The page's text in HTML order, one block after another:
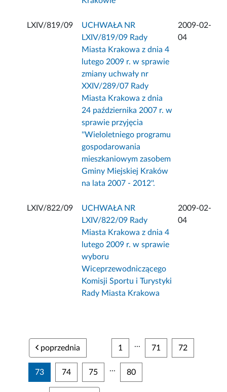
LXIV/819/09
UCHWAŁA NR
LXIV/819/09 Rady
Miasta Krakowa z dnia 4
lutego 2009 r. w sprawie
zmiany uchwały nr
XXIV/289/07 Rady
Miasta Krakowa z dnia
24 października 2007 r. w
sprawie przyjęcia
''Wieloletniego programu
gospodarowania
mieszkaniowym zasobem
Gminy Miejskiej Kraków
na lata 2007 - 2012''.
2009-02-
04
LXIV/822/09
UCHWAŁA NR
LXIV/822/09 Rady
Miasta Krakowa z dnia 4
lutego 2009 r. w sprawie
wyboru
Wiceprzewodniczącego
Komisji Sportu i Turystyki
Rady Miasta Krakowa
2009-02-
04
poprzednia 1 ... 71 72
73 74 75 ... 80